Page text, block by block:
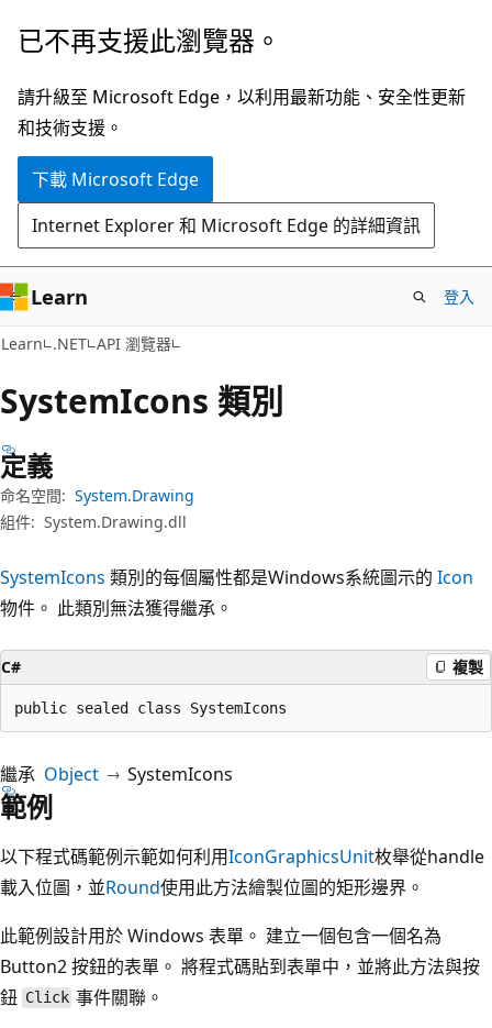
跳
主
要
內
跳
頁
面
內
覽
已不再支援此瀏覽器。
請升級至 Microsoft Edge，以利用最新功能、安全性更新
和技術支援。
下載 Microsoft Edge
Internet Explorer 和 Microsoft Edge 的詳細資訊
Learn 登入
Learn .NET API 瀏覽器
SystemIcons 類別
定義
命名空間: System.Drawing
組件: System.Drawing.dll
SystemIcons 類別的每個屬性都是Windows系統圖示的 Icon
物件。 此類別無法獲得繼承。
C# 複製
public sealed class SystemIcons
繼承 Object SystemIcons
範例
以下程式碼範例示範如何利用IconGraphicsUnit枚舉從handle
載入位圖，並Round使用此方法繪製位圖的矩形邊界。
此範例設計用於 Windows 表單。 建立一個包含一個名為
Button2 按鈕的表單。 將程式碼貼到表單中，並將此方法與按
鈕 Click 事件關聯。